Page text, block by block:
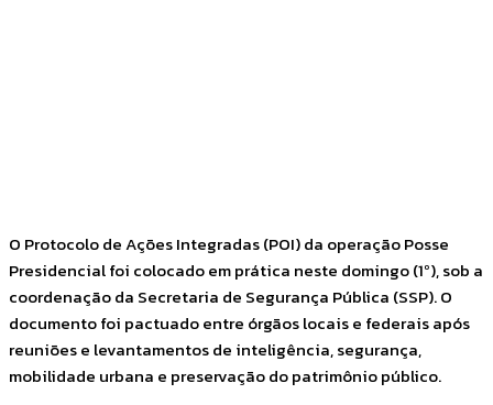
O Protocolo de Ações Integradas (POI) da operação Posse
Presidencial foi colocado em prática neste domingo (1º), sob a
coordenação da Secretaria de Segurança Pública (SSP). O
documento foi pactuado entre órgãos locais e federais após
reuniões e levantamentos de inteligência, segurança,
mobilidade urbana e preservação do patrimônio público.